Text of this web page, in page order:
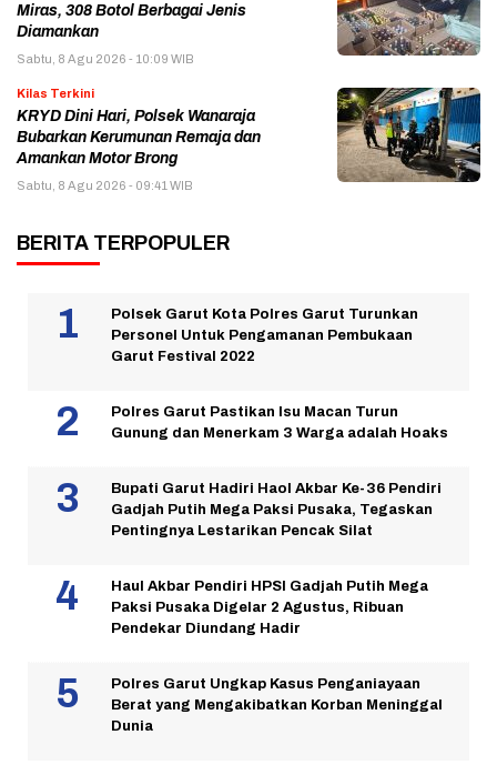
Miras, 308 Botol Berbagai Jenis
Diamankan
Sabtu, 8 Agu 2026 - 10:09 WIB
Kilas Terkini
KRYD Dini Hari, Polsek Wanaraja
Bubarkan Kerumunan Remaja dan
Amankan Motor Brong
Sabtu, 8 Agu 2026 - 09:41 WIB
BERITA TERPOPULER
Polsek Garut Kota Polres Garut Turunkan
Personel Untuk Pengamanan Pembukaan
Garut Festival 2022
Polres Garut Pastikan Isu Macan Turun
Gunung dan Menerkam 3 Warga adalah Hoaks
Bupati Garut Hadiri Haol Akbar Ke-36 Pendiri
Gadjah Putih Mega Paksi Pusaka, Tegaskan
Pentingnya Lestarikan Pencak Silat
Haul Akbar Pendiri HPSI Gadjah Putih Mega
Paksi Pusaka Digelar 2 Agustus, Ribuan
Pendekar Diundang Hadir
Polres Garut Ungkap Kasus Penganiayaan
Berat yang Mengakibatkan Korban Meninggal
Dunia